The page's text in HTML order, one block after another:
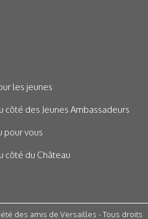
les jeunes
côté des Jeunes Ambassadeurs
pour vous
côté du Château
des amis de Versailles - Tous droits